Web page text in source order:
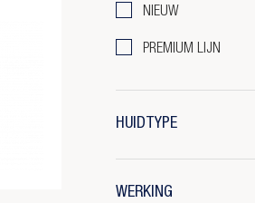
NIEUW
PREMIUM LIJN
HUIDTYPE
WERKING